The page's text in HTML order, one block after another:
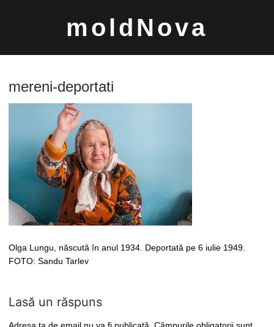
moldNova
mereni-deportati
Olga Lungu, născută în anul 1934. Deportată pe 6 iulie 1949.
FOTO: Sandu Tarlev
Lasă un răspuns
Adresa ta de email nu va fi publicată. Câmpurile obligatorii sunt